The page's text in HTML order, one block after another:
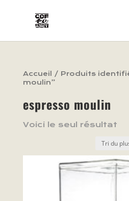
Accueil
/ Produits
moulin”
espresso moulin
Voici le seul résultat